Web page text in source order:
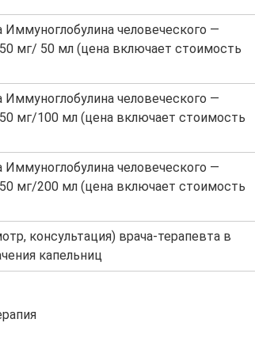
Иммуноглобулина человеческого —
мг/ 50 мл (цена включает стоимость
Иммуноглобулина человеческого —
мг/100 мл (цена включает стоимость
Иммуноглобулина человеческого —
мг/200 мл (цена включает стоимость
консультация) врача-терапевта в
капельниц